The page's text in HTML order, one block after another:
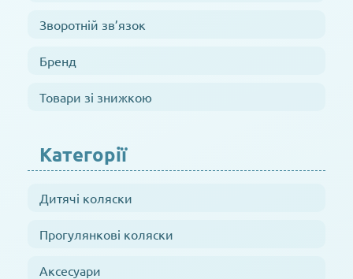
Зворотній зв’язок
Бренд
Товари зі знижкою
Категорії
Дитячі коляски
Прогулянкові коляски
Аксесуари